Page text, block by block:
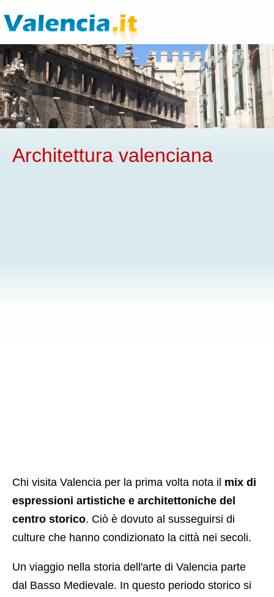
Architettura valenciana
Chi visita Valencia per la prima volta nota il mix di
espressioni artistiche e architettoniche del
centro storico. Ciò è dovuto al susseguirsi di
culture che hanno condizionato la città nei secoli.
Un viaggio nella storia dell'arte di Valencia parte
dal Basso Medievale. In questo periodo storico si